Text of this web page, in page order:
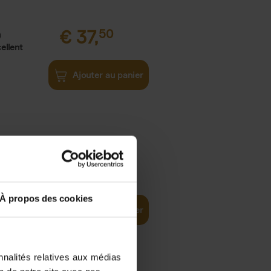
À propos des cookies
relatives aux médias
€ 37,50
Ajouter au panier
world 29,99
Ajouter au panier